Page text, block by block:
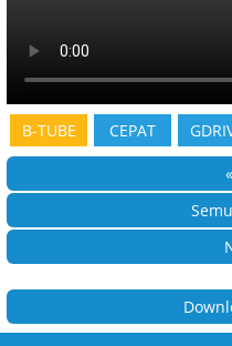
B-TUBE CEPAT